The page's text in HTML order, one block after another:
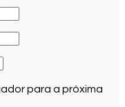
para a próxima